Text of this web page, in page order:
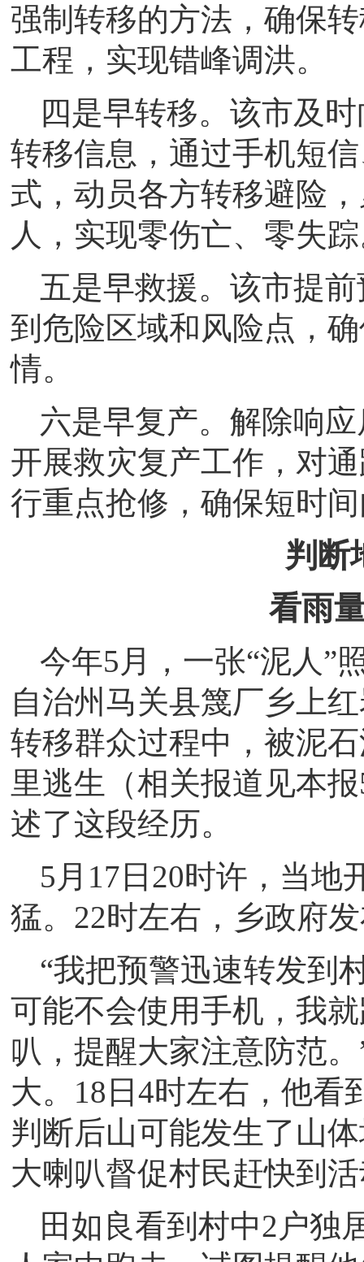
强制转移的方法，确保
工程，实现错峰调洪。
四是早转移。该市及
转移信息，通过手机短
式，动员各方转移避险
人，实现零伤亡、零失
五是早救援。该市提
到危险区域和风险点，
情。
六是早复产。解除响
开展救灾复产工作，对
行重点抢修，确保短时
判断
看雨
今年5月，一张“泥人”
自治州马关县篾厂乡上
转移群众过程中，被泥
里逃生（相关报道见本
述了这段经历。
5月17日20时许，当地
猛。22时左右，乡政府
“我把预警迅速转发到
可能不会使用手机，我
叭，提醒大家注意防范
大。18日4时左右，他看
判断后山可能发生了山
大喇叭督促村民赶快到
田如良看到村中2户独